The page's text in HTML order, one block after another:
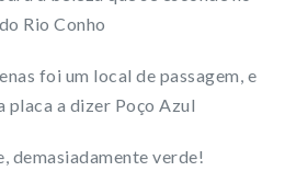
Rio Conho
foi um local de passagem, e
placa a dizer Poço Azul
demasiadamente verde!